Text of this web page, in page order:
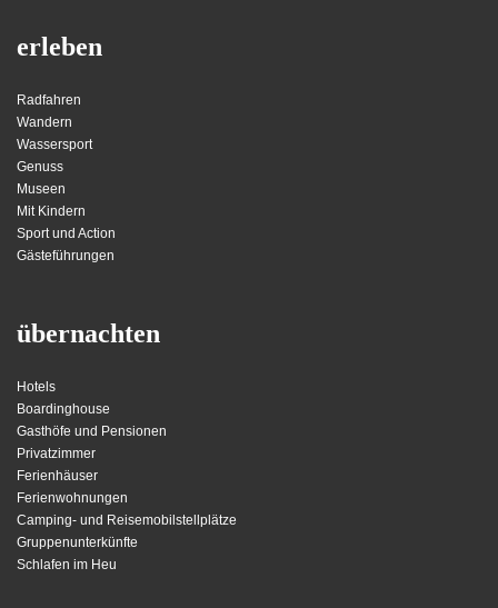
erleben
Radfahren
Wandern
Wassersport
Genuss
Museen
Mit Kindern
Sport und Action
Gästeführungen
übernachten
Hotels
Boardinghouse
Gasthöfe und Pensionen
Privatzimmer
Ferienhäuser
Ferienwohnungen
Camping- und Reisemobilstellplätze
Gruppenunterkünfte
Schlafen im Heu